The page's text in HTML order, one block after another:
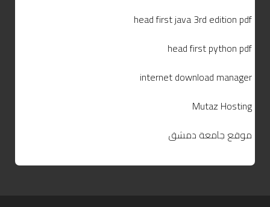
head first java 3rd edition pdf
head first python pdf
internet download manager
Mutaz Hosting
موقع جامعة دمشق